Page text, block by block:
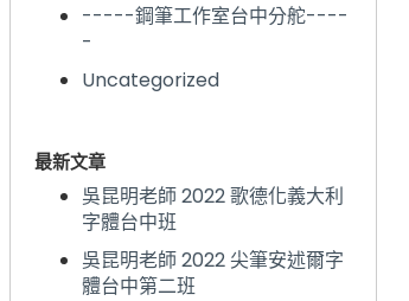
-----鋼筆工作室台中分舵----
-
Uncategorized
最新文章
吳昆明老師 2022 歌德化義大利
字體台中班
吳昆明老師 2022 尖筆安述爾字
體台中第二班